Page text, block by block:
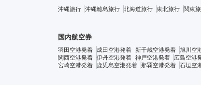
沖縄旅行 沖縄離島旅行 北海道旅行 東北旅行 関東
国内航空券
羽田空港発着 成田空港発着 新千歳空港発着 旭川空
関西空港発着 伊丹空港発着 神戸空港発着 広島空港
宮崎空港発着
鹿児島空港発着 那覇空港発着 石垣空